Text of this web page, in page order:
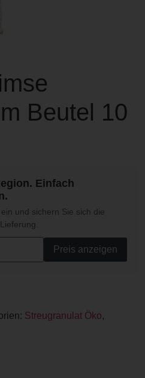
Beutel 10
Einfach
und sichern Sie sich die
Preis anzeigen
Streugranulat Öko,